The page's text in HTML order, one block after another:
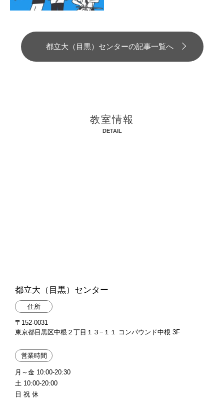
都立大（目黒）センターの記事一覧へ
教室情報
DETAIL
都立大（目黒）センター
住所
〒152-0031
東京都目黒区中根２丁目１３−１１ コンパウンド中根 3F
営業時間
月～金 10:00-20:30
土 10:00-20:00
日 祝 休